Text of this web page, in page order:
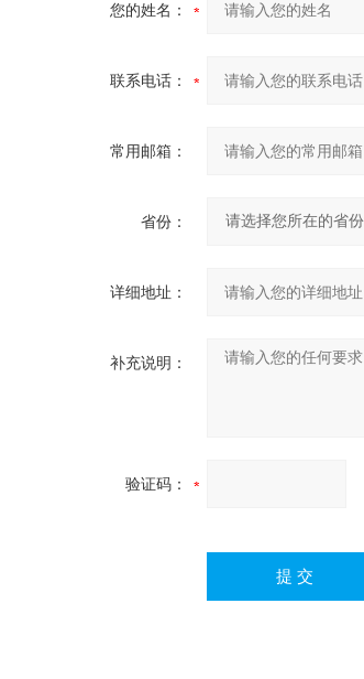
您的姓名：
联系电话：
常用邮箱：
省份：
详细地址：
补充说明：
验证码：